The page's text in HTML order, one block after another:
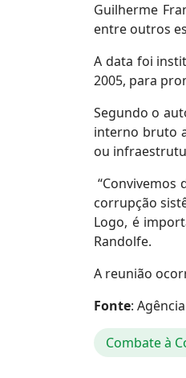
Guilherme
entre outros
A data foi
2005, para
Segundo o
interno bruto
ou
corrupção
Logo, é
Randolfe.
A reunião
Fonte:
Combate à